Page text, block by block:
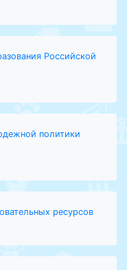
Российской
политики
ресурсов